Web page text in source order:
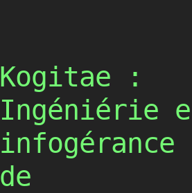
Kogitae :
Ingéniérie
infogérance
de